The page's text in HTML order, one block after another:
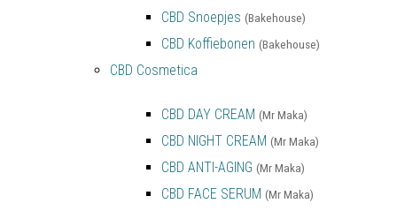
CBD Snoepjes (Bakehouse)
CBD Koffiebonen (Bakehouse)
CBD Cosmetica
CBD DAY CREAM (Mr Maka)
CBD NIGHT CREAM (Mr Maka)
CBD ANTI-AGING (Mr Maka)
CBD FACE SERUM (Mr Maka)